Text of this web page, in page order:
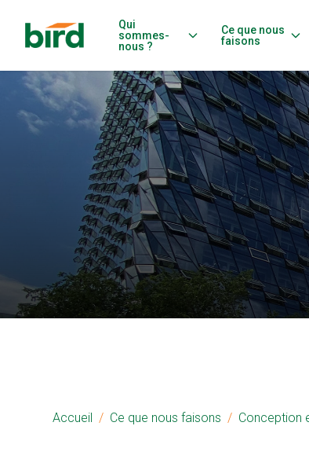
Qui
sommes-
nous ?
Ce que nous
faisons
Accueil Ce que nous faisons Conception